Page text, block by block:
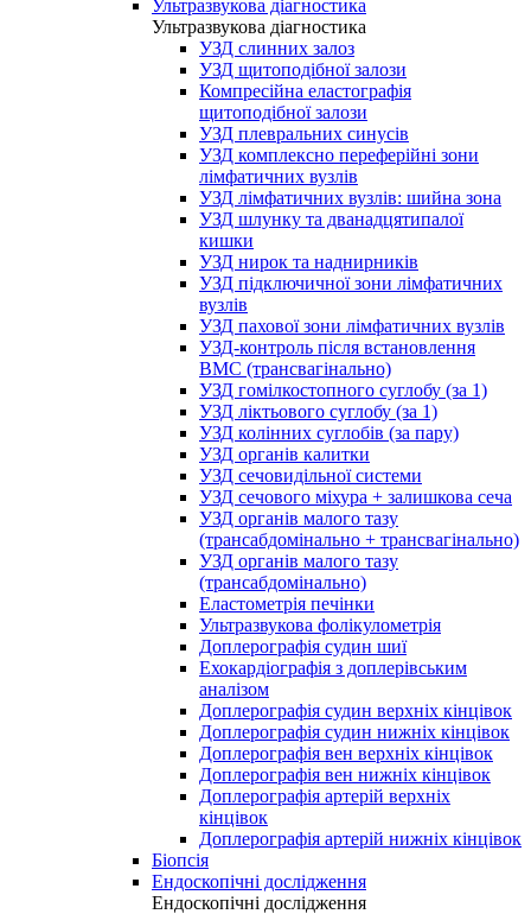
Ультразвукова діагностика
Ультразвукова діагностика
УЗД слинних залоз
УЗД щитоподібної залози
Компресійна еластографія
щитоподібної залози
УЗД плевральних синусів
УЗД комплексно переферійні зони
лімфатичних вузлів
УЗД лімфатичних вузлів: шийна зона
УЗД шлунку та дванадцятипалої
кишки
УЗД нирок та наднирників
УЗД підключичної зони лімфатичних
вузлів
УЗД пахової зони лімфатичних вузлів
УЗД-контроль після встановлення
ВМС (трансвагінально)
УЗД гомілкостопного суглобу (за 1)
УЗД ліктьового суглобу (за 1)
УЗД колінних суглобів (за пару)
УЗД органів калитки
УЗД сечовидільної системи
УЗД сечового міхура + залишкова сеча
УЗД органів малого тазу
(трансабдомінально + трансвагінально)
УЗД органів малого тазу
(трансабдомінально)
Еластометрія печінки
Ультразвукова фолікулометрія
Доплерографія судин шиї
Ехокардіографія з доплерівським
аналізом
Доплерографія судин верхніх кінцівок
Доплерографія судин нижніх кінцівок
Доплерографія вен верхніх кінцівок
Доплерографія вен нижніх кінцівок
Доплерографія артерій верхніх
кінцівок
Доплерографія артерій нижніх кінцівок
Біопсія
Ендоскопічні дослідження
Ендоскопічні дослідження